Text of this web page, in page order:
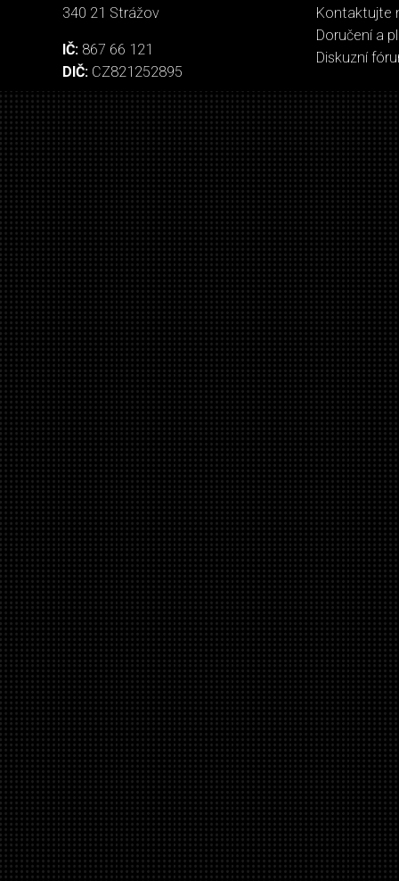
340 21 Strážov
IČ: 867 66 121
DIČ: CZ821252895
Kontaktujte
Doručení a
Diskuzní